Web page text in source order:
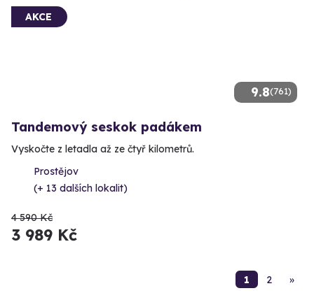
9.8(761)
AKCE
Tandemový seskok padákem
Vyskočte z letadla až ze čtyř kilometrů.
Prostějov
(+ 13 dalších lokalit)
4 590 Kč
3 989 Kč
1 2 »